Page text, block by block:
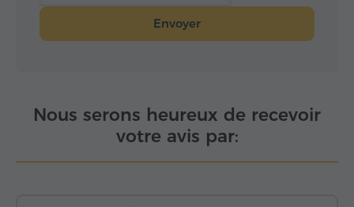
Envoyer
Nous serons heureux de recevoir
votre avis par: